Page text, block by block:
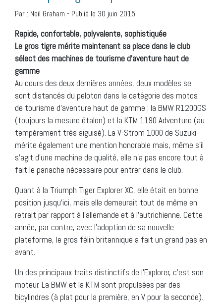
Par : Neil Graham - Publié le 30 juin 2015
Rapide, confortable, polyvalente, sophistiquée
Le gros tigre mérite maintenant sa place dans le club
sélect des machines de tourisme d’aventure haut de
gamme
Au cours des deux dernières années, deux modèles se
sont distancés du peloton dans la catégorie des motos
de tourisme d’aventure haut de gamme : la BMW R1200GS
(toujours la mesure étalon) et la KTM 1190 Adventure (au
tempérament très aiguisé). La V-Strom 1000 de Suzuki
mérite également une mention honorable mais, même s’il
s’agit d’une machine de qualité, elle n’a pas encore tout à
fait le panache nécessaire pour entrer dans le club.
Quant à la Triumph Tiger Explorer XC, elle était en bonne
position jusqu’ici, mais elle demeurait tout de même en
retrait par rapport à l’allemande et à l’autrichienne. Cette
année, par contre, avec l’adoption de sa nouvelle
plateforme, le gros félin britannique a fait un grand pas en
avant.
Un des principaux traits distinctifs de l’Explorer, c’est son
moteur. La BMW et la KTM sont propulsées par des
bicylindres (à plat pour la première, en V pour la seconde).